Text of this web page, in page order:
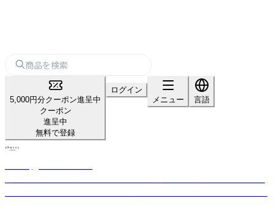
5,000円分クーポン進呈中
クーポン
進呈中
無料で登録
ログイン
メニュー
言語